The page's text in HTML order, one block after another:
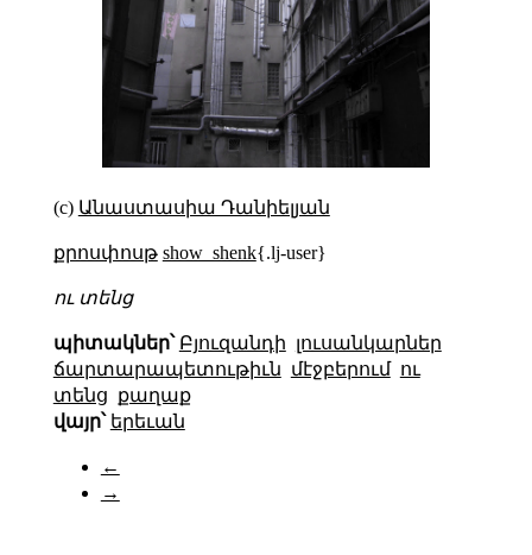
(c) Անաստասիա Դանիելյան
քրոսփոսթ show_shenk{.lj-user}
ու տենց
պիտակներ՝ Բյուզանդի լուսանկարներ
ճարտարապետութիւն մէջբերում ու
տենց քաղաք
վայր՝ երեւան
←
→